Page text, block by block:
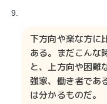
下方向や楽な方に
ある。まだこんな
と、上方向や困難
強家、働き者であ
は分かるものだ。